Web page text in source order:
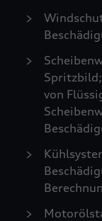
von